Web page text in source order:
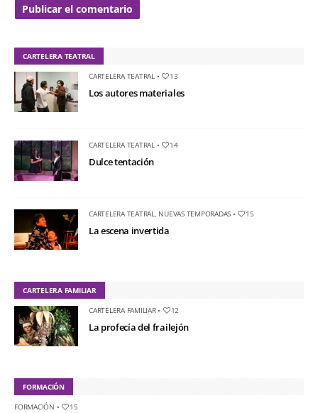
CARTELERA TEATRAL
CARTELERA TEATRAL• 13
Los autores materiales
CARTELERA TEATRAL• 14
Dulce tentación
CARTELERA TEATRAL, NUEVAS TEMPORADAS • 15
La escena invertida
CARTELERA FAMILIAR
CARTELERA FAMILIAR• 12
La profecía del frailejón
FORMACIÓN
FORMACIÓN • 15